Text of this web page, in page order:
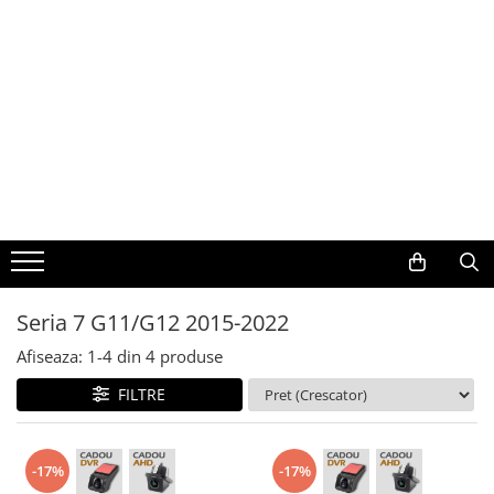
Volkswagen
Audi
Mercedes Benz
Ford
Skoda
Seria 7 G11/G12 2015-2022
Afiseaza: 1-4 din 4 produse
FILTRE
-17% -17%